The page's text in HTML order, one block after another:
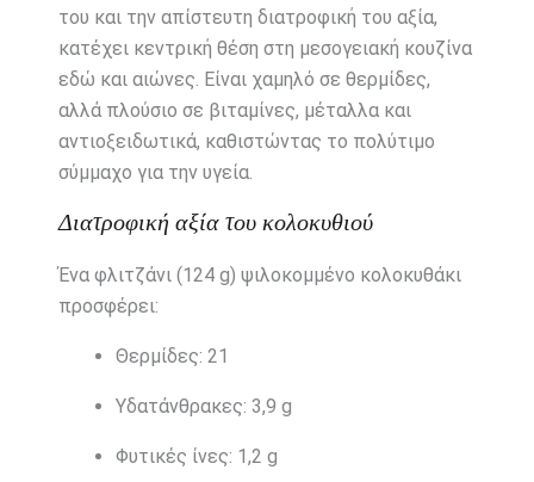
του και την απίστευτη διατροφική του αξία,
κατέχει κεντρική θέση στη μεσογειακή κουζίνα
εδώ και αιώνες. Είναι χαμηλό σε θερμίδες,
αλλά πλούσιο σε βιταμίνες, μέταλλα και
αντιοξειδωτικά, καθιστώντας το πολύτιμο
σύμμαχο για την υγεία.
Διατροφική αξία του κολοκυθιού
Ένα φλιτζάνι (124 g) ψιλοκομμένο κολοκυθάκι
προσφέρει:
Θερμίδες: 21
Υδατάνθρακες: 3,9 g
Φυτικές ίνες: 1,2 g